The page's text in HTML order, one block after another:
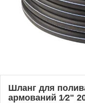
Шланг для
армований 1⁄2"